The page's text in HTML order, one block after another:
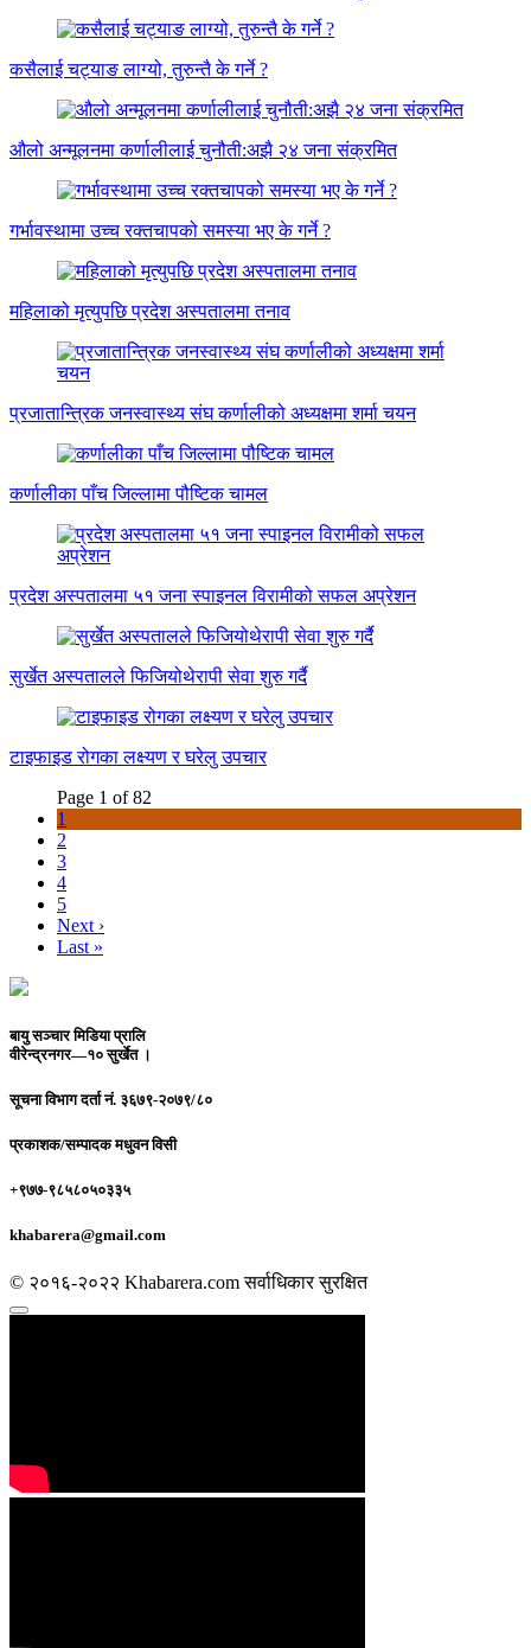
कसैलाई चट्याङ लाग्यो, तुरुन्तै के गर्ने ?
औलो अन्मूलनमा कर्णालीलाई चुनौती:अझै २४ जना संक्रमित
गर्भावस्थामा उच्च रक्तचापको समस्या भए के गर्ने ?
महिलाको मृत्युपछि प्रदेश अस्पतालमा तनाव
प्रजातान्त्रिक जनस्वास्थ्य संघ कर्णालीको अध्यक्षमा शर्मा चयन
कर्णालीका पाँच जिल्लामा पौष्टिक चामल
प्रदेश अस्पतालमा ५१ जना स्पाइनल विरामीको सफल अप्रेशन
सुर्खेत अस्पतालले फिजियोथेरापी सेवा शुरु गर्दै
टाइफाइड रोगका लक्ष्यण र घरेलु उपचार
Page 1 of 82
1
2
3
4
5
Next ›
Last »
बायु सञ्चार मिडिया प्रालि
वीरेन्द्रनगर—१० सुर्खेत ।
सूचना विभाग दर्ता नं. ३६७९-२०७९/८०
प्रकाशक/सम्पादकमधुवन विसी
+९७७-९८५८०५०३३५
khabarera@gmail.com
© २०१६-२०२२ Khabarera.com सर्वाधिकार सुरक्षित